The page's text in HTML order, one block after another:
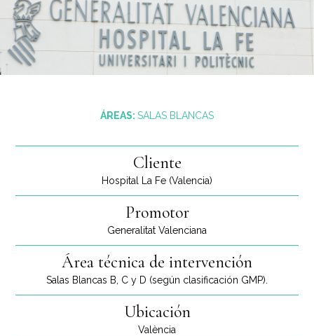
ÁREAS: SALAS BLANCAS
Cliente
Hospital La Fe (Valencia)
Promotor
Generalitat Valenciana
Área técnica de intervención
Salas Blancas B, C y D (según clasificación GMP).
Ubicación
València